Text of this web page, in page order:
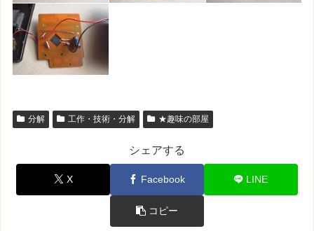
分解 工作・技術・分解 ★趣味の部屋
シェアする
X Facebook LINE
コピー